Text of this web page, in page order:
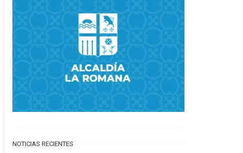
NOTICIAS RECIENTES